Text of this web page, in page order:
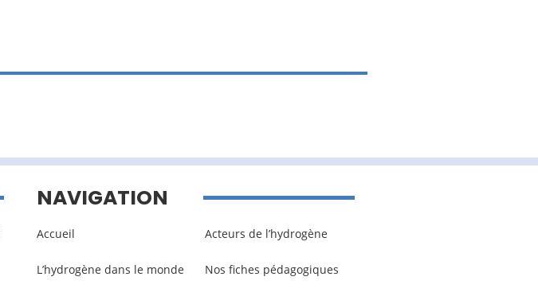
NAVIGATION
Accueil
L’hydrogène dans le monde
Acteurs de l’hydrogène
Nos fiches pédagogiques